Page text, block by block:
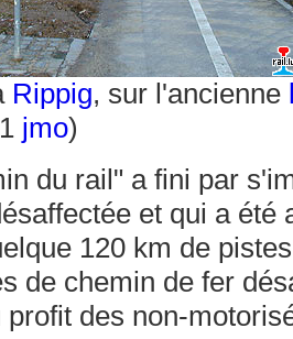
Rippig, sur l'ancienne
jmo)
du rail" a fini par
et qui a
120 km de
de chemin de fer
des non-